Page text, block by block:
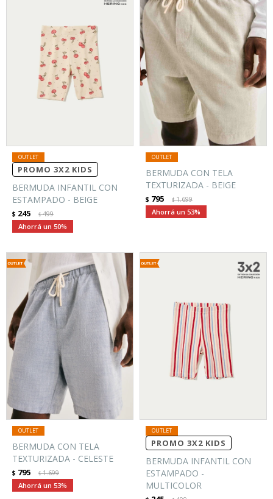
PROMO 3X2 KIDS
BERMUDA INFANTIL CON
ESTAMPADO - BEIGE
$ 245 $499
50
BERMUDA CON TELA
TEXTURIZADA - BEIGE
$ 795 $1.699
53
BERMUDA CON TELA
TEXTURIZADA - CELESTE
$ 795 $1.699
53
PROMO 3X2 KIDS
BERMUDA INFANTIL CON
ESTAMPADO -
MULTICOLOR